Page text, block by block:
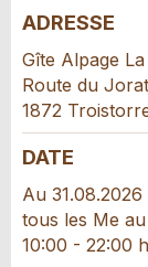
Vos
Cette
Annonce
ADRESSE
Gîte Alpage
Route du
1872
DATE
Au 31.08.2026
tous les Me
10:00 - 22:00